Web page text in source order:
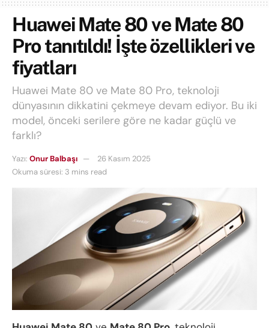
Huawei Mate 80 ve Mate 80
Pro tanıtıldı! İşte özellikleri ve
fiyatları
Huawei Mate 80 ve Mate 80 Pro, teknoloji
dünyasının dikkatini çekmeye devam ediyor. Bu iki
model, önceki serilere göre ne kadar güçlü ve
farklı?
Yazı: Onur Balbaşı
26 Kasım 2025
Okuma süresi: 3 mins read